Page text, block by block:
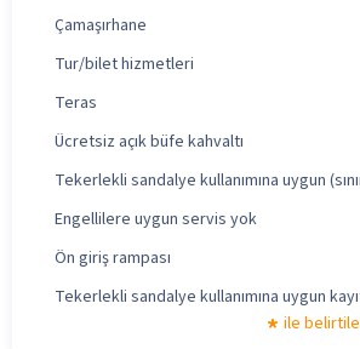
Çamaşırhane
Tur/bilet hizmetleri
Teras
Ücretsiz açık büfe kahvaltı
Tekerlekli sandalye kullanımına uygun
Engellilere uygun servis yok
Ön giriş rampası
Tekerlekli sandalye kullanımına uygun
ile